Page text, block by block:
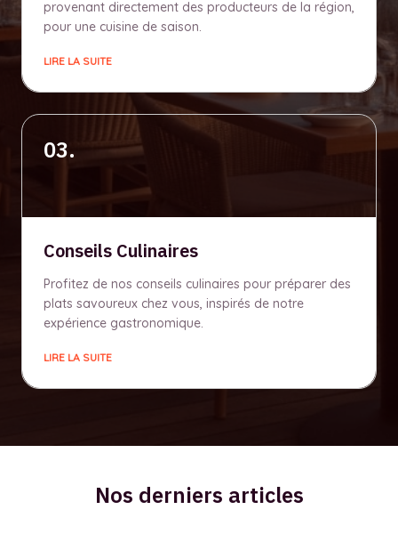
provenant directement des producteurs de la région,
pour une cuisine de saison.
LIRE LA SUITE
03.
Conseils Culinaires
Profitez de nos conseils culinaires pour préparer des
plats savoureux chez vous, inspirés de notre
expérience gastronomique.
LIRE LA SUITE
Nos derniers articles